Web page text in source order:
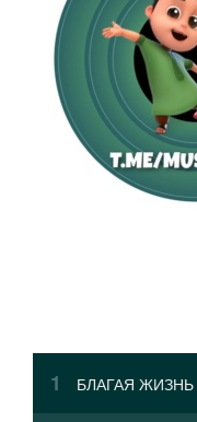
БЛАГАЯ ЖИЗНЬ